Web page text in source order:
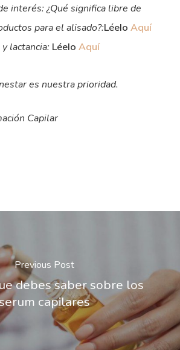
interés: ¿Qué significa libre de
para el alisado?:Léelo Aquí
lactancia: Léelo Aquí
es nuestra prioridad.
Capilar
Previous Post
debes saber sobre los
capilares